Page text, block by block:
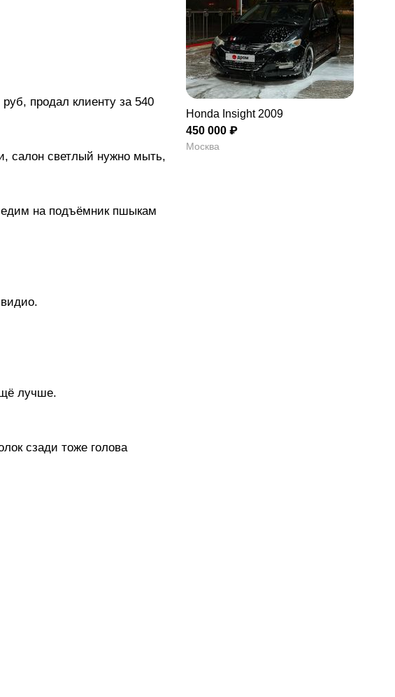
продал клиенту за 540
салон светлый нужно мыть,
едим на подъёмник пшыкам
лучше.
сзади тоже голова
Honda Insight 2009
450 000 ₽
Москва